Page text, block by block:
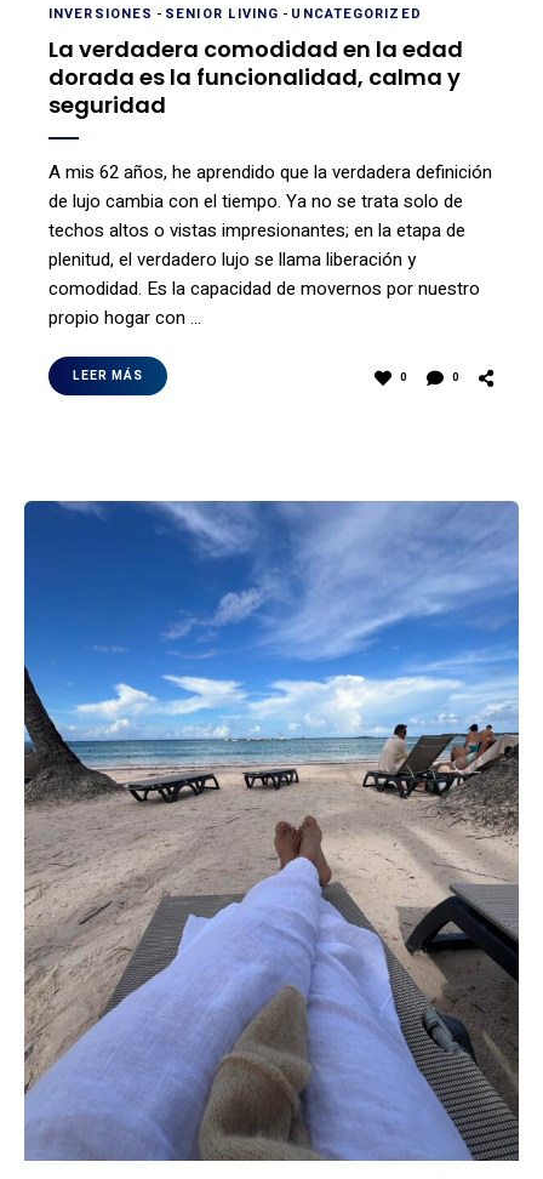
INVERSIONES - SENIOR LIVING - UNCATEGORIZED
La verdadera comodidad en la edad
dorada es la funcionalidad, calma y
seguridad
A mis 62 años, he aprendido que la verdadera definición
de lujo cambia con el tiempo. Ya no se trata solo de
techos altos o vistas impresionantes; en la etapa de
plenitud, el verdadero lujo se llama liberación y
comodidad. Es la capacidad de movernos por nuestro
propio hogar con …
LEER MÁS 0 0